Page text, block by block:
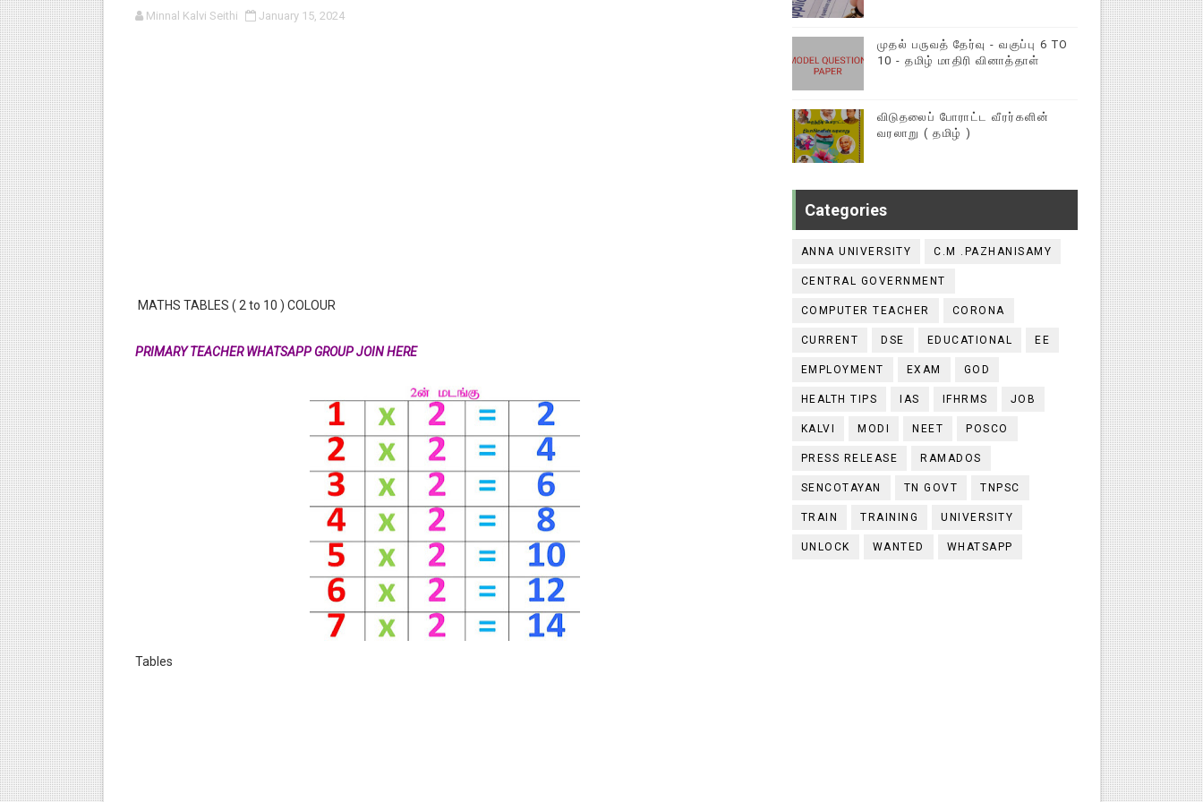
பள்ளி காலை வழிபாட்டுச் செயல்பாடுகள் - டிசம்பர் 17
Minnal Kalvi Seithi January 15, 2024
MATHS TABLES ( 2 to 10 ) COLOUR
PRIMARY TEACHER WHATSAPP GROUP JOIN HERE
Tables
முதல் பருவத் தேர்வு - வகுப்பு 6 TO
10 - தமிழ் மாதிரி வினாத்தாள்
விடுதலைப் போராட்ட வீரர்களின்
வரலாறு ( தமிழ் )
Categories
ANNA UNIVERSITY C.M .PAZHANISAMY
CENTRAL GOVERNMENT
COMPUTER TEACHER CORONA
CURRENT DSE EDUCATIONAL EE
EMPLOYMENT EXAM GOD
HEALTH TIPS IAS IFHRMS JOB
KALVI MODI NEET POSCO
PRESS RELEASE RAMADOS
SENCOTAYAN TN GOVT TNPSC
TRAIN TRAINING UNIVERSITY
UNLOCK WANTED WHATSAPP